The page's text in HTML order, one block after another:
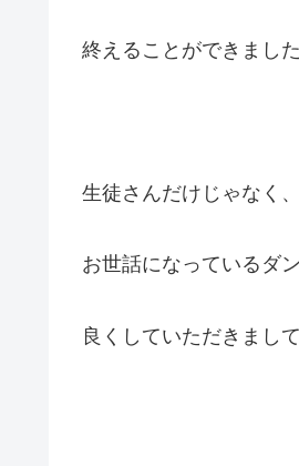
終えることができました
生徒さんだけじゃなく
お世話になっているダ
良くしていただきまして